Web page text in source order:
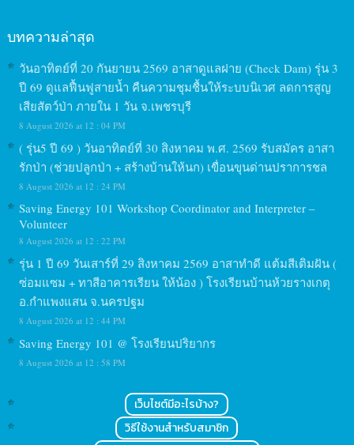
บทความล่าสุด
วันอาทิตย์ที่ 20 กันยายน 2569 อาสาดูแลฝาย (Check Dam) รุ่น 3
ปี 69 ดูแลฟื้นฟูสายน้ำ คืนความชุมชื้นให้ระบบนิเวศ ลดการสูญ
เสียสัตว์ป่า ภายใน 1 วัน จ.เพชรบุรี
8 August 2026 at 12 : 04 PM
( รุ่น5 ปี 69 ) วันอาทิตย์ที่ 30 สิงหาคม พ.ศ. 2569 รับสมัคร อาสา
รักป่า (ช่วยปลูกป่า + สร้างบ้านให้นก) เขื่อนขุนด่านปราการชล
8 August 2026 at 12 : 24 PM
Saving Energy 101 Workshop Coordinator and Interpreter –
Volunteer
8 August 2026 at 12 : 22 PM
รุ่น 1 ปี 69 วันเสาร์ที่ 29 สิงหาคม 2569 อาสาทำดี แต้มสีเติมฝัน (
ซ่อมแซม + ทาสีอาคารเรียน ให้น้อง ) โรงเรียนบ้านห้วยรางเกตุ
อ.กำแพงแสน จ.นครปฐม
8 August 2026 at 12 : 44 PM
Saving Energy 101 @ โรงเรียนปริยากร
8 August 2026 at 12 : 58 PM
เว็บไซต์มีอะไรบ้าง?
วิธีใช้งานสำหรับสมาชิก